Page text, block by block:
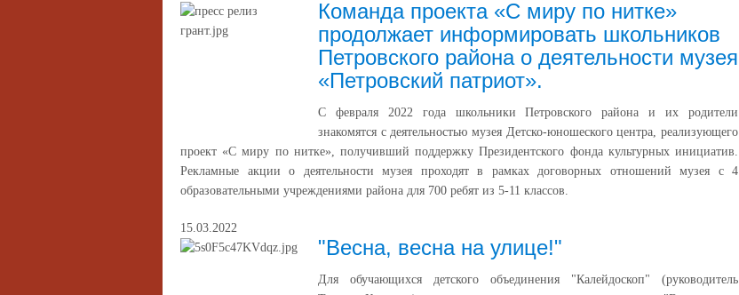
Команда проекта «С миру по нитке»
продолжает информировать школьников
Петровского района о деятельности музея
«Петровский патриот».
С февраля 2022 года школьники Петровского района и их родители
знакомятся с деятельностью музея Детско-юношеского центра, реализующего
проект «С миру по нитке», получивший поддержку Президентского фонда культурных инициатив.
Рекламные акции о деятельности музея проходят в рамках договорных отношений музея с 4
образовательными учреждениями района для 700 ребят из 5-11 классов.
15.03.2022
"Весна, весна на улице!"
Для обучающихся детского объединения "Калейдоскоп" (руководитель